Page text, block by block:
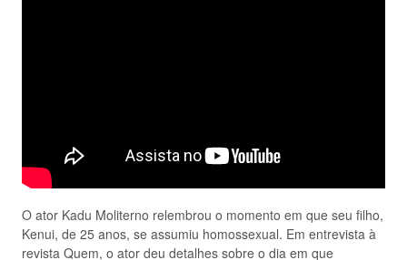
O ator Kadu Moliterno relembrou o momento em que seu filho,
Kenui, de 25 anos, se assumiu homossexual. Em entrevista à
revista Quem, o ator deu detalhes sobre o dia em que